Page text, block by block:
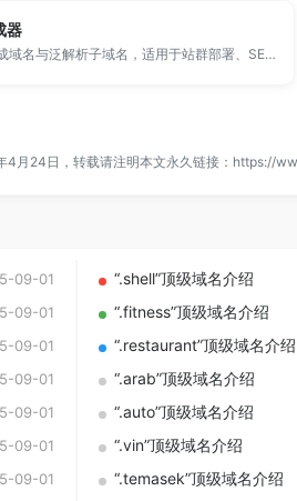
器
支持批量生成域名与泛解析子域名，适用于站群部署、SEO测试与开发环境使用。
月24日，转载请注明本文永久链接： https://
09-01 “.shell”顶级域名介绍
09-01 “.fitness”顶级域名介绍
09-01 “.restaurant”顶级域名介绍
09-01 “.arab”顶级域名介绍
09-01 “.auto”顶级域名介绍
09-01 “.vin”顶级域名介绍
09-01 “.temasek”顶级域名介绍